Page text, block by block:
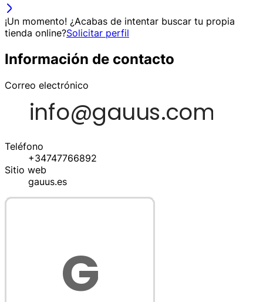
¡Un momento! ¿Acabas de intentar buscar tu propia
tienda online?Solicitar perfil
Información de contacto
Correo electrónico
Teléfono
+34747766892
Sitio web
gauus.es